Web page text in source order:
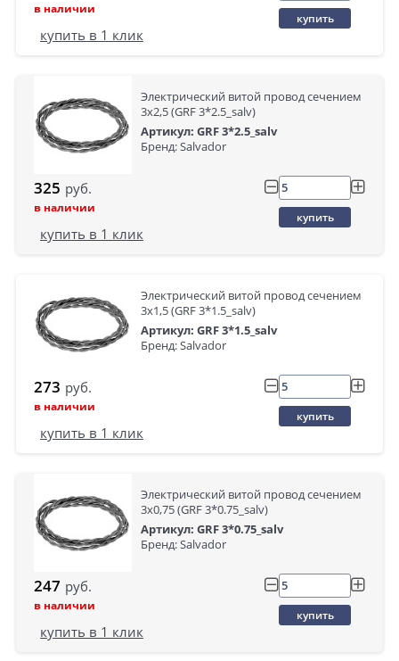
в наличии
купить
купить в 1 клик
Электрический витой провод сечением
3x2,5 (GRF 3*2.5_salv)
Артикул: GRF 3*2.5_salv
Бренд: Salvador
325 руб.
в наличии
купить
купить в 1 клик
Электрический витой провод сечением
3x1,5 (GRF 3*1.5_salv)
Артикул: GRF 3*1.5_salv
Бренд: Salvador
273 руб.
в наличии
купить
купить в 1 клик
Электрический витой провод сечением
3x0,75 (GRF 3*0.75_salv)
Артикул: GRF 3*0.75_salv
Бренд: Salvador
247 руб.
в наличии
купить
купить в 1 клик